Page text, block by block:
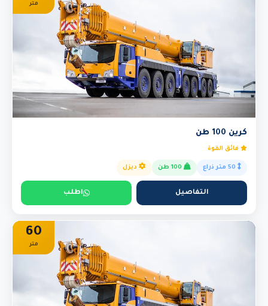
متر
كرين 100 طن
فائق القوة
ديزل
التفاصيل اطلب
60
متر